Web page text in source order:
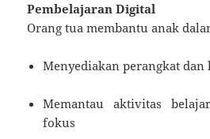
Pembelajaran Digital
Orang tua membantu anak
Menyediakan perangkat
Memantau aktivitas
fokus